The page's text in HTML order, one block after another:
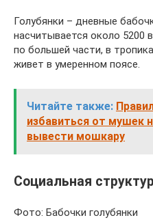
Голубянки – дневные
насчитывается около 5200
по большей части, в
живет в умеренном поясе.
Читайте также:
избавиться от мушек
вывести мошкару
Социальная
Фото: Бабочки голубянки